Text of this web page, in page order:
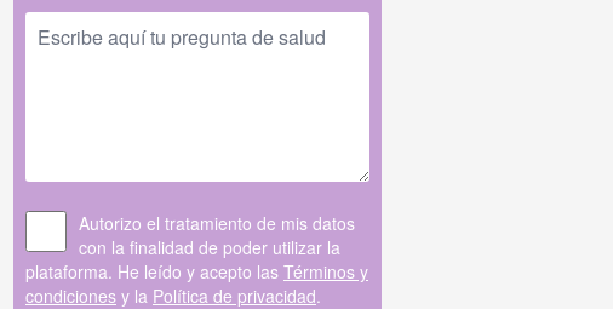
Autorizo el tratamiento de mis datos
con la finalidad de poder utilizar la
plataforma. He leído y acepto las Términos y
condicionesy la Política de privacidad.